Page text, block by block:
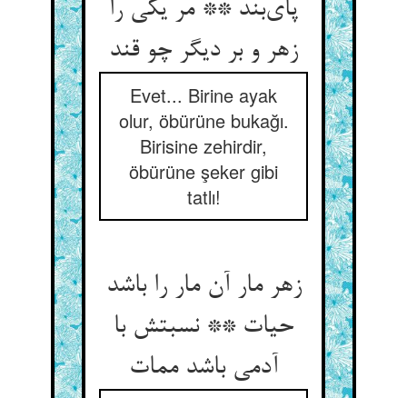
پای‌بند ** مر یکی را
زهر و بر دیگر چو قند
Evet... Birine ayak
olur, öbürüne bukağı.
Birisine zehirdir,
öbürüne şeker gibi
tatlı!
زهر مار آن مار را باشد
حیات ** نسبتش با
آدمی باشد ممات